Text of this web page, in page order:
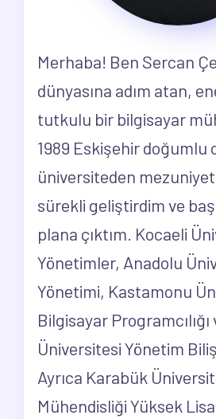
Merhaba! Ben Sercan
dünyasına adım atan,
tutkulu bir bilgisayar
1989 Eskişehir doğumlu
üniversiteden
sürekli geliştirdim ve
plana çıktım. Kocaeli
Yönetimler, Anadolu
Yönetimi, Kastamonu
Bilgisayar
Üniversitesi Yönetim
Ayrıca Karabük
Mühendisliği Yüksek